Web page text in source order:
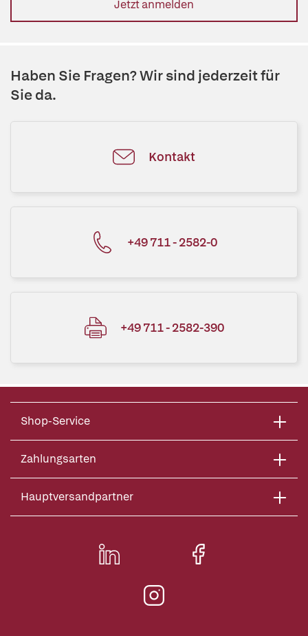
Jetzt anmelden
Haben Sie Fragen? Wir sind jederzeit für
Sie da.
Kontakt
+49 711 - 2582-0
+49 711 - 2582-390
Shop-Service
Zahlungsarten
Hauptversandpartner